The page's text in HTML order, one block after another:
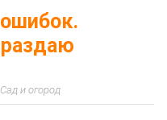
Сад и огород